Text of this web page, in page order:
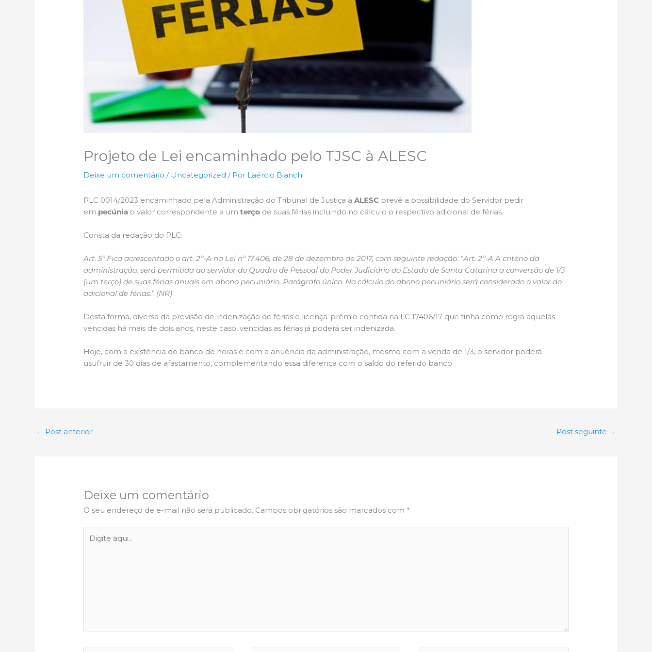
Projeto de Lei encaminhado pelo TJSC à ALESC
Deixe um comentário / Uncategorized / Por Laércio Bianchi
PLC 0014/2023 encaminhado pela Administração do Tribunal de Justiça àALESC prevê a possibilidade do Servidor pedir
em pecúnia o valor correspondente a umterço de suas férias incluindo no cálculo o respectivo adicional de férias.
Consta da redação do PLC:
Art. 5º Fica acrescentado o art. 2º-A na Lei nº 17.406, de 28 de dezembro de 2017, com seguinte redação: “Art. 2º-A A critério da
administração, será permitida ao servidor do Quadro de Pessoal do Poder Judiciário do Estado de Santa Catarina a conversão de 1/3
(um terço) de suas férias anuais em abono pecuniário. Parágrafo único. No cálculo do abono pecuniário será considerado o valor do
adicional de férias.” (NR)
Desta forma, diversa da previsão de indenização de férias e licença-prêmio contida na LC 17406/17 que tinha como regra aquelas
vencidas há mais de dois anos, neste caso, vencidas as férias já poderá ser indenizada.
Hoje, com a existência do banco de horas e com a anuência da administração, mesmo com a venda de 1/3, o servidor poderá
usufruir de 30 dias de afastamento, complementando essa diferença com o saldo do referido banco.
← Post anterior Post seguinte →
Deixe um comentário
O seu endereço de e-mail não será publicado. Campos obrigatórios são marcados com *
aqui...